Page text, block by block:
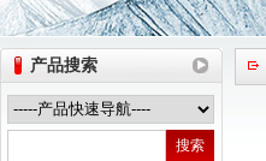
产品搜索